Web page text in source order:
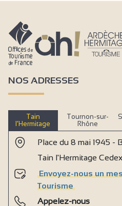
NOS ADRESSES
Tain
l’Hermitage
Tournon-sur-
Rhône
Place du 8 mai 1945 -
Tain l'Hermitage Cedex
Envoyez-nous un
Tourisme
Appelez-nous